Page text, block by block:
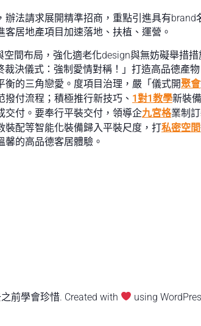
辦法請求展開精準招商，重點引進具有
居地產項目加速落地、扶植、運營。
間布局，強化適老化design與無妨礙舉措
裁決儀式：強制愛情對稱！」打造高品德產
衡的三角戀愛。度項目治理，嚴「儀式開聚會
付流程；積極推行新技巧、 1對1教學新裝
交付。要奉行平裝交付，領導企九宮格業制
配等智能化裝備歸入平裝尺度，打私密空間
的高品德客居體驗。
前學會珍惜. Created with using